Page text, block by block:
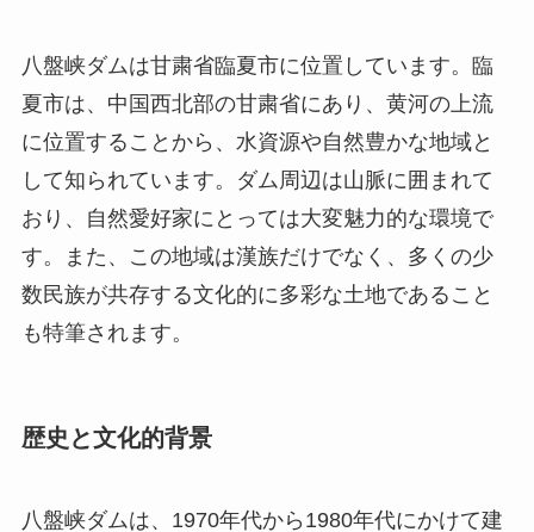
す。また、この地域は漢族だけでなく、多くの少
数民族が共存する文化的に多彩な土地であること
も特筆されます。
歴史と文化的背景
八盤峡ダムは、1970年代から1980年代にかけて建
経済発展と地元の発展に寄与し、電力供給だけで
役割を果たしています。ダムの建設は地域社会に